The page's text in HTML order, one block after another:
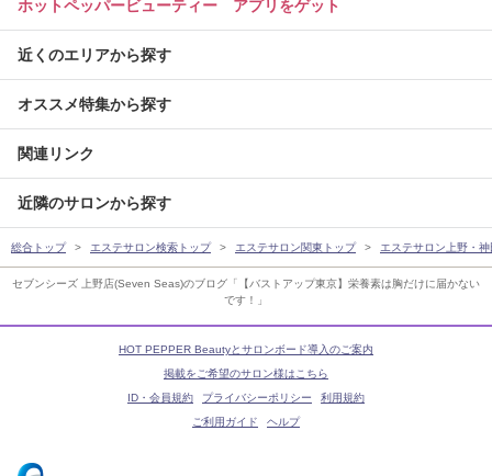
セブンシーズ 上野店(Seven Seas)のブログ「【バストアップ東京】栄養素は胸だけに届かない
です！」
ホットペッパービューティー アプリをゲット
近くのエリアから探す
オススメ特集から探す
関連リンク
近隣のサロンから探す
総合トップ エステサロン検索トップ エステサロン関東トップ エステサロン上野・
HOT PEPPER Beautyとサロンボード導入のご案内
掲載をご希望のサロン様はこちら
ID・会員規約
プライバシーポリシー
利用規約
ご利用ガイド
ヘルプ